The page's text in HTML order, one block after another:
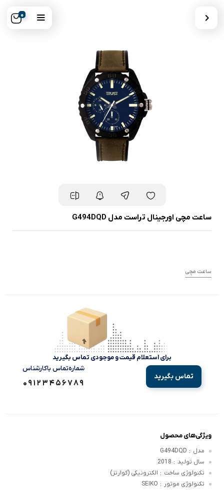
0
ساعت مچی اورجینال تراست مدل G494DQD
ساعت مچی
برای استعلام قیمت و موجودی تماس بگیرید
تماس بگیرید
شماره‌تماس‌ با‌کارشناس
09123456789
ویژگی‌های محصول
مدل :
G494DQD
سال تولید :
2018
تکنولوژی ساخت : الکترونیکی (کوارتز)
تکنولوژی موتور :
SEIKO